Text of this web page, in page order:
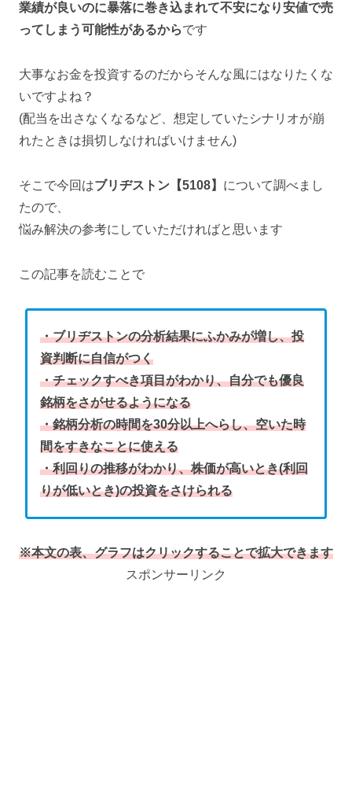
業績が良いのに暴落に巻き込まれて不安になり安値で売
ってしまう可能性があるからです
大事なお金を投資するのだからそんな風にはなりたくな
いですよね？
(配当を出さなくなるなど、想定していたシナリオが崩
れたときは損切しなければいけません)
そこで今回はブリヂストン【5108】 について調べまし
たので、
悩み解決の参考にしていただければと思います
この記事を読むことで
・ブリヂストンの分析結果にふかみが増し、投
資判断に自信がつく
・チェックすべき項目がわかり、自分でも優良
銘柄をさがせるようになる
・銘柄分析の時間を30分以上へらし、空いた時
間をすきなことに使える
・利回りの推移がわかり、株価が高いとき(利回
りが低いとき)の投資をさけられる
※本文の表、グラフはクリックすることで拡大できます
スポンサーリンク